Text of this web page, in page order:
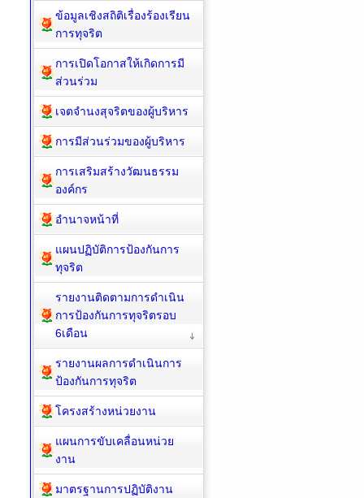
ข้อมูลเชิงสถิติเรื่องร้องเรียน
การทุจริต
การเปิดโอกาสให้เกิดการมี
ส่วนร่วม
เจตจำนงสุจริตของผู้บริหาร
การมีส่วนร่วมของผู้บริหาร
การเสริมสร้างวัฒนธรรม
องค์กร
อำนาจหน้าที่
แผนปฏิบัติการป้องกันการ
ทุจริต
รายงานติดตามการดำเนิน
การป้องกันการทุจริตรอบ
6เดือน
รายงานผลการดำเนินการ
ป้องกันการทุจริต
โครงสร้างหน่วยงาน
แผนการขับเคลื่อนหน่วย
งาน